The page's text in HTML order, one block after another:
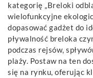
kategorię „Breloki
wielofunkcyjne
dopasować gadżet do
pływalność breloka
podczas rejsów,
plaży. Postaw na ten
się na rynku, oferując